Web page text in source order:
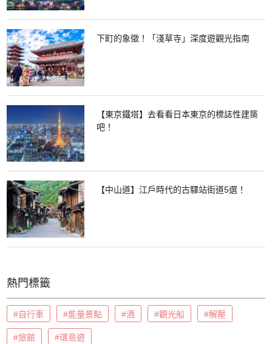
下町的象徵！「淺草寺」深度遊觀光指南
【東京鐵塔】去看看日本東京的標誌性建築
吧！
【中山道】江戶時代的古驛站街道5選！
熱門標籤
#自行車 #能量景點 #酒 #觀光船 #解壓
#旅館 #環島遊